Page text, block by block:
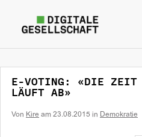
E-VOTING: «DIE ZEIT
LÄUFT AB»
Von Kire am 23.08.2015 in Demokratie